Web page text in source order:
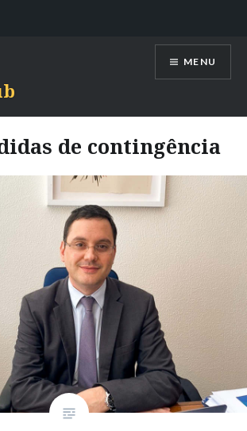
MENU
de contingência